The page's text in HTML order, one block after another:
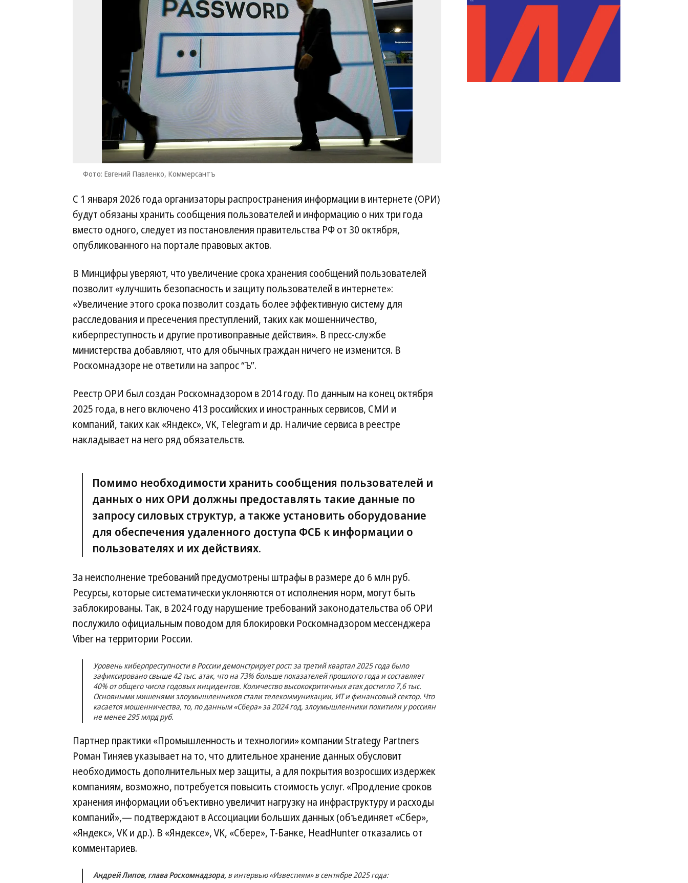
Фото: Евгений Павленко, Коммерсантъ
Евгений
С 1 января 2026 года организаторы распространения информации в интернете (ОРИ)
будут обязаны хранить сообщения пользователей и информацию о них три года
вместо одного, следует из постановления правительства РФ от 30 октября,
опубликованного на портале правовых актов.
В Минцифры уверяют, что увеличение срока хранения сообщений пользователей
позволит «улучшить безопасность и защиту пользователей в интернете»:
«Увеличение этого срока позволит создать более эффективную систему для
расследования и пресечения преступлений, таких как мошенничество,
киберпреступность и другие противоправные действия». В пресс-службе
министерства добавляют, что для обычных граждан ничего не изменится. В
Роскомнадзоре не ответили на запрос “Ъ”.
Реестр ОРИ был создан Роскомнадзором в 2014 году. По данным на конец октября
2025 года, в него включено 413 российских и иностранных сервисов, СМИ и
компаний, таких как «Яндекс», VK, Telegram и др. Наличие сервиса в реестре
накладывает на него ряд обязательств.
Помимо необходимости хранить сообщения пользователей и
данных о них ОРИ должны предоставлять такие данные по
запросу силовых структур, а также установить оборудование
для обеспечения удаленного доступа ФСБ к информации о
пользователях и их действиях.
За неисполнение требований предусмотрены штрафы в размере до 6 млн руб.
Ресурсы, которые систематически уклоняются от исполнения норм, могут быть
заблокированы. Так, в 2024 году нарушение требований законодательства об ОРИ
послужило официальным поводом для блокировки Роскомнадзором мессенджера
Viber на территории России.
Уровень киберпреступности в России демонстрирует рост: за третий квартал 2025 года было
зафиксировано свыше 42 тыс. атак, что на 73% больше показателей прошлого года и составляет
40% от общего числа годовых инцидентов. Количество высококритичных атак достигло 7,6 тыс.
Основными мишенями злоумышленников стали телекоммуникации, ИТ и финансовый сектор. Что
касается мошенничества, то, по данным «Сбера» за 2024 год, злоумышленники похитили у россиян
не менее 295 млрд руб.
Партнер практики «Промышленность и технологии» компании Strategy Partners
Роман Тиняев указывает на то, что длительное хранение данных обусловит
необходимость дополнительных мер защиты, а для покрытия возросших издержек
компаниям, возможно, потребуется повысить стоимость услуг. «Продление сроков
хранения информации объективно увеличит нагрузку на инфраструктуру и расходы
компаний»,— подтверждают в Ассоциации больших данных (объединяет «Сбер»,
«Яндекс», VK и др.). В «Яндексе», VK, «Сбере», Т-Банке, HeadHunter отказались от
комментариев.
Андрей Липов, глава Роскомнадзора, в интервью «Известиям» в сентябре 2025 года: